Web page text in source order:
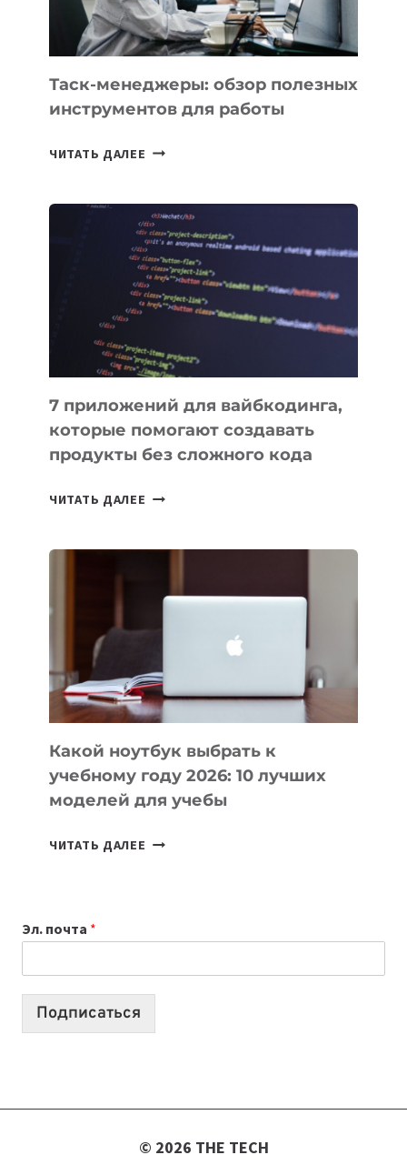
Таск-менеджеры: обзор полезных
инструментов для работы
ЧИТАТЬ ДАЛЕЕ ТАСК-
ПОЛЕЗНЫХ
ИНСТРУМЕНТОВ
ДЛЯ
РАБОТЫ
7 приложений для вайбкодинга,
которые помогают создавать
продукты без сложного кода
ЧИТАТЬ ДАЛЕЕ
ПОМОГАЮТ
СОЗДАВАТЬ
БЕЗ
СЛОЖНОГО
КОДА
Какой ноутбук выбрать к
учебному году 2026: 10 лучших
моделей для учебы
ЧИТАТЬ ДАЛЕЕ КАКОЙ
2026:
10
Эл. почта *
Подписаться
© 2026 THE TECH